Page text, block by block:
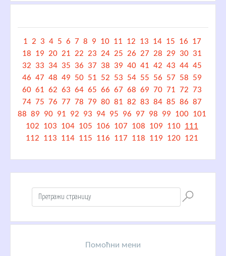
1 2 3 4 5 6 7 8 9 10 11 12 13 14 15 16 17
18 19 20 21 22 23 24 25 26 27 28 29 30 31
32 33 34 35 36 37 38 39 40 41 42 43 44 45
46 47 48 49 50 51 52 53 54 55 56 57 58 59
60 61 62 63 64 65 66 67 68 69 70 71 72 73
74 75 76 77 78 79 80 81 82 83 84 85 86 87
88 89 90 91 92 93 94 95 96 97 98 99 100 101
102 103 104 105 106 107 108 109 110 111
112 113 114 115 116 117 118 119 120 121
Помоћни мени